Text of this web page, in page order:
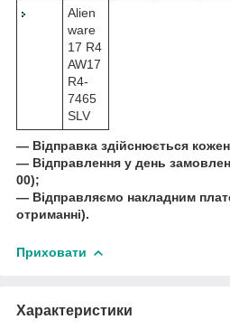
Alien
ware
17 R4
AW17
R4-
7465
SLV
― Відправка здійснюється
― Відправлення у день
00);
― Відправляємо накладним
отриманні).
Приховати
Характеристики